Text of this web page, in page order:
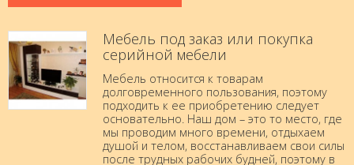
Мебель под заказ или покупка
серийной мебели
Мебель относится к товарам
долговременного пользования, поэтому
подходить к ее приобретению следует
основательно. Наш дом – это то место, где
мы проводим много времени, отдыхаем
душой и телом, восстанавливаем свои силы
после трудных рабочих будней, поэтому в